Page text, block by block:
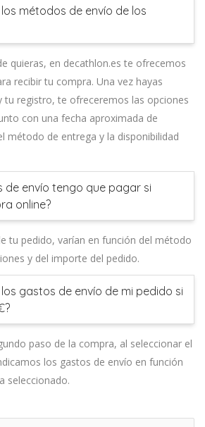
métodos de envío de los
quieras, en decathlon.es te ofrecemos
recibir tu compra. Una vez hayas
tu registro, te ofreceremos las opciones
con una fecha aproximada de
método de entrega y la disponibilidad
de envío tengo que pagar si
online?
tu pedido, varían en función del método
y del importe del pedido.
gastos de envío de mi pedido si
paso de la compra, al seleccionar el
los gastos de envío en función
seleccionado.